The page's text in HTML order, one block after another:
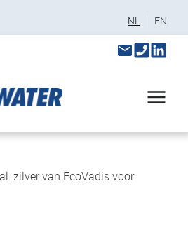
NL EN
zilver van EcoVadis voor